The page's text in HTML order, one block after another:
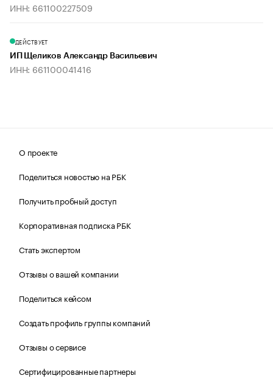
ИНН: 661100227509
ДЕЙСТВУЕТ
ИП Щеликов Александр Васильевич
ИНН: 661100041416
О проекте
Поделиться новостью на РБК
Получить пробный доступ
Корпоративная подписка РБК
Стать экспертом
Отзывы о вашей компании
Поделиться кейсом
Создать профиль группы компаний
Отзывы о сервисе
Сертифицированные партнеры